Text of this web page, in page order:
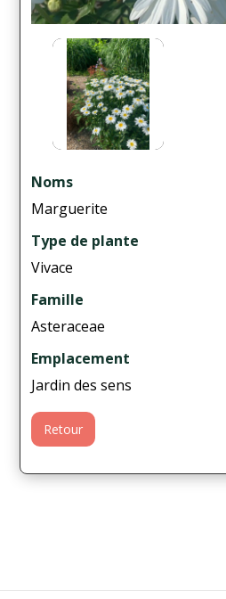
Noms
Marguerite
Type de plante
Vivace
Famille
Asteraceae
Emplacement
Jardin des sens
Retour